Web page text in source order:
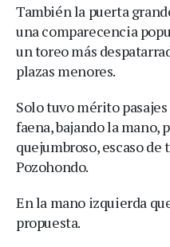
También la puerta
una comparecencia
un toreo más
plazas menores.
Solo tuvo mérito
faena, bajando la mano,
quejumbroso, escaso
Pozohondo.
En la mano izquierda
propuesta.